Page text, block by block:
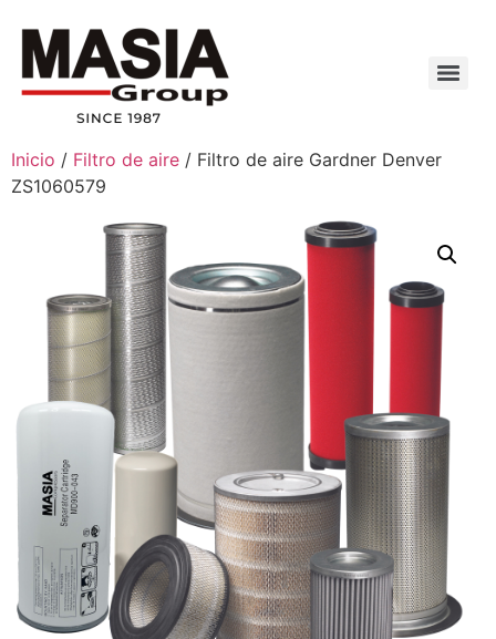
Inicio / Filtro de aire / Filtro de aire Gardner Denver
ZS1060579